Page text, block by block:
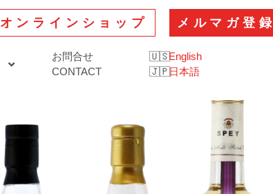
オンラインショップ メルマガ登録
お問合せ
CONTACT
English
日本語